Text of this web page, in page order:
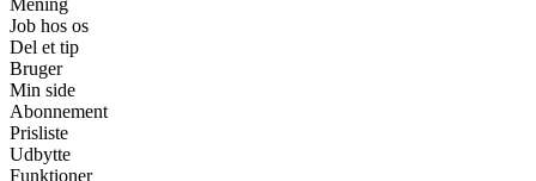
Job hos os
Del et tip
Bruger
Min side
Abonnement
Prisliste
Udbytte
Funktioner